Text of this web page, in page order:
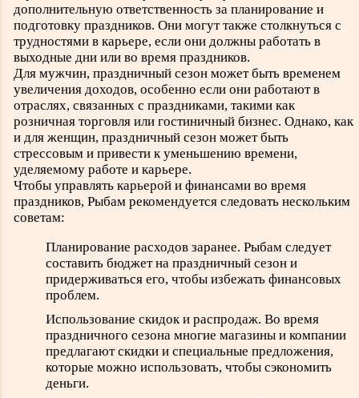
дополнительную ответственность за планирование и
подготовку праздников. Они могут также столкнуться с
трудностями в карьере, если они должны работать в
выходные дни или во время праздников.
Для мужчин, праздничный сезон может быть временем
увеличения доходов, особенно если они работают в
отраслях, связанных с праздниками, такими как
розничная торговля или гостиничный бизнес. Однако, как
и для женщин, праздничный сезон может быть
стрессовым и привести к уменьшению времени,
уделяемому работе и карьере.
Чтобы управлять карьерой и финансами во время
праздников, Рыбам рекомендуется следовать нескольким
советам:
Планирование расходов заранее. Рыбам следует
составить бюджет на праздничный сезон и
придерживаться его, чтобы избежать финансовых
проблем.
Использование скидок и распродаж. Во время
праздничного сезона многие магазины и компании
предлагают скидки и специальные предложения,
которые можно использовать, чтобы сэкономить
деньги.